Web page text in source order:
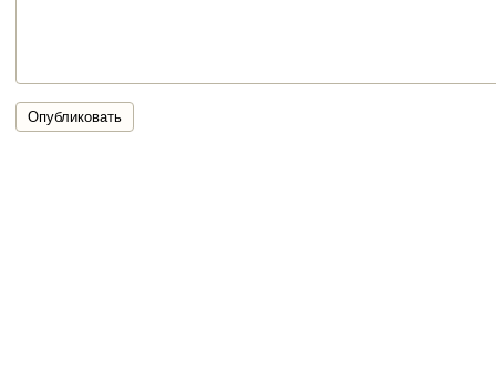
Опубликовать